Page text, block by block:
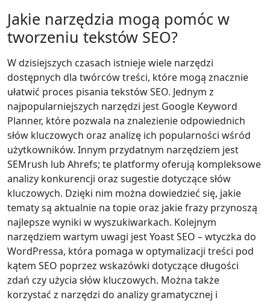
Jakie narzędzia mogą pomóc w
tworzeniu tekstów SEO?
W dzisiejszych czasach istnieje wiele narzędzi
dostępnych dla twórców treści, które mogą znacznie
ułatwić proces pisania tekstów SEO. Jednym z
najpopularniejszych narzędzi jest Google Keyword
Planner, które pozwala na znalezienie odpowiednich
słów kluczowych oraz analizę ich popularności wśród
użytkowników. Innym przydatnym narzędziem jest
SEMrush lub Ahrefs; te platformy oferują kompleksowe
analizy konkurencji oraz sugestie dotyczące słów
kluczowych. Dzięki nim można dowiedzieć się, jakie
tematy są aktualnie na topie oraz jakie frazy przynoszą
najlepsze wyniki w wyszukiwarkach. Kolejnym
narzędziem wartym uwagi jest Yoast SEO – wtyczka do
WordPressa, która pomaga w optymalizacji treści pod
kątem SEO poprzez wskazówki dotyczące długości
zdań czy użycia słów kluczowych. Można także
korzystać z narzędzi do analizy gramatycznej i